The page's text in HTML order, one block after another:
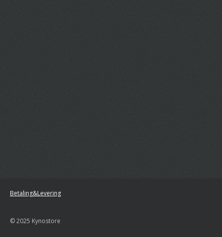
Betaling&Levering
© 2025 Kynostore